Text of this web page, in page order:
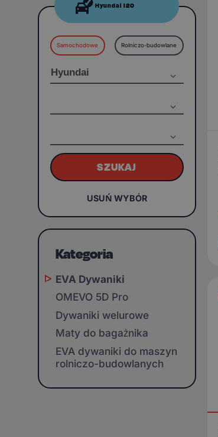
Hyundai I20
Samochodowe Rolniczo-budowlane
SZUKAJ
USUŃ WYBÓR
Kategoria
EVA Dywaniki
OMEVO 5D Pro
Dywaniki welurowe
Maty do bagażnika
EVA dywaniki do maszyn
rolniczo-budowlanych